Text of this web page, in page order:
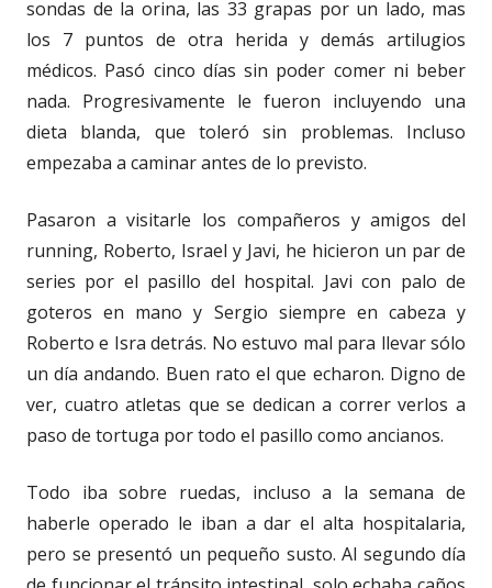
sondas de la orina, las 33 grapas por un lado, mas
los 7 puntos de otra herida y demás artilugios
médicos. Pasó cinco días sin poder comer ni beber
nada. Progresivamente le fueron incluyendo una
dieta blanda, que toleró sin problemas. Incluso
empezaba a caminar antes de lo previsto.
Pasaron a visitarle los compañeros y amigos del
running, Roberto, Israel y Javi, he hicieron un par de
series por el pasillo del hospital. Javi con palo de
goteros en mano y Sergio siempre en cabeza y
Roberto e Isra detrás. No estuvo mal para llevar sólo
un día andando. Buen rato el que echaron. Digno de
ver, cuatro atletas que se dedican a correr verlos a
paso de tortuga por todo el pasillo como ancianos.
Todo iba sobre ruedas, incluso a la semana de
haberle operado le iban a dar el alta hospitalaria,
pero se presentó un pequeño susto. Al segundo día